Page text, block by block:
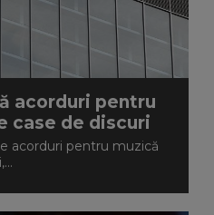
acorduri pentru
case de discuri
acorduri pentru muzică